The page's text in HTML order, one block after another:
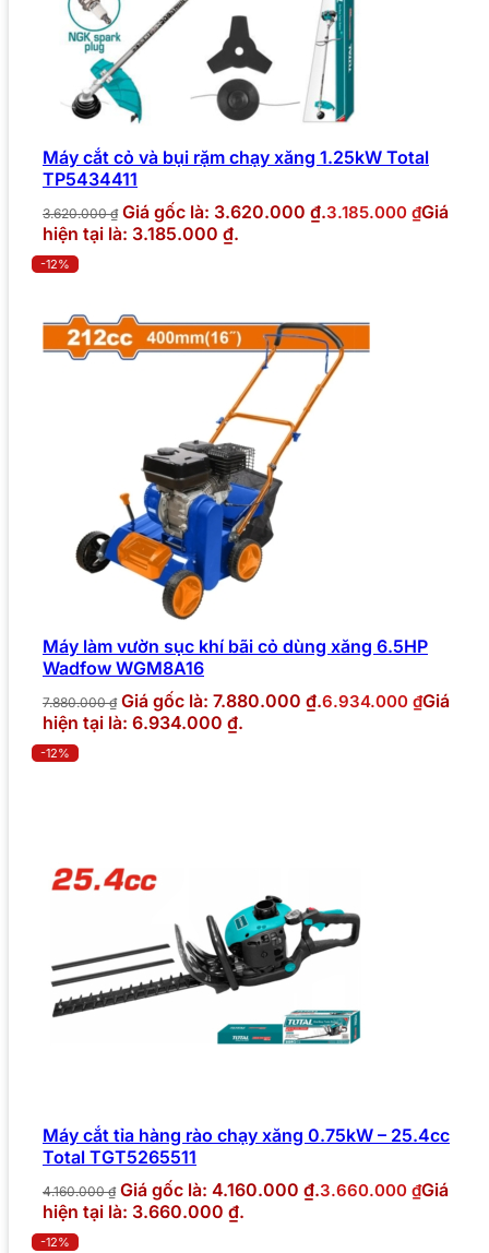
Máy cắt cỏ và bụi rặm chạy xăng 1.25kW Total
TP5434411
3.620.000₫ Giá gốc là: 3.620.000 ₫.3.185.000 ₫Giá
hiện tại là: 3.185.000 ₫.
-12%
Máy làm vườn sục khí bãi cỏ dùng xăng 6.5HP
Wadfow WGM8A16
7.880.000₫ Giá gốc là: 7.880.000 ₫.6.934.000 ₫Giá
hiện tại là: 6.934.000 ₫.
-12%
Máy cắt tỉa hàng rào chạy xăng 0.75kW – 25.4cc
Total TGT5265511
4.160.000₫ Giá gốc là: 4.160.000 ₫.3.660.000 ₫Giá
hiện tại là: 3.660.000 ₫.
-12%